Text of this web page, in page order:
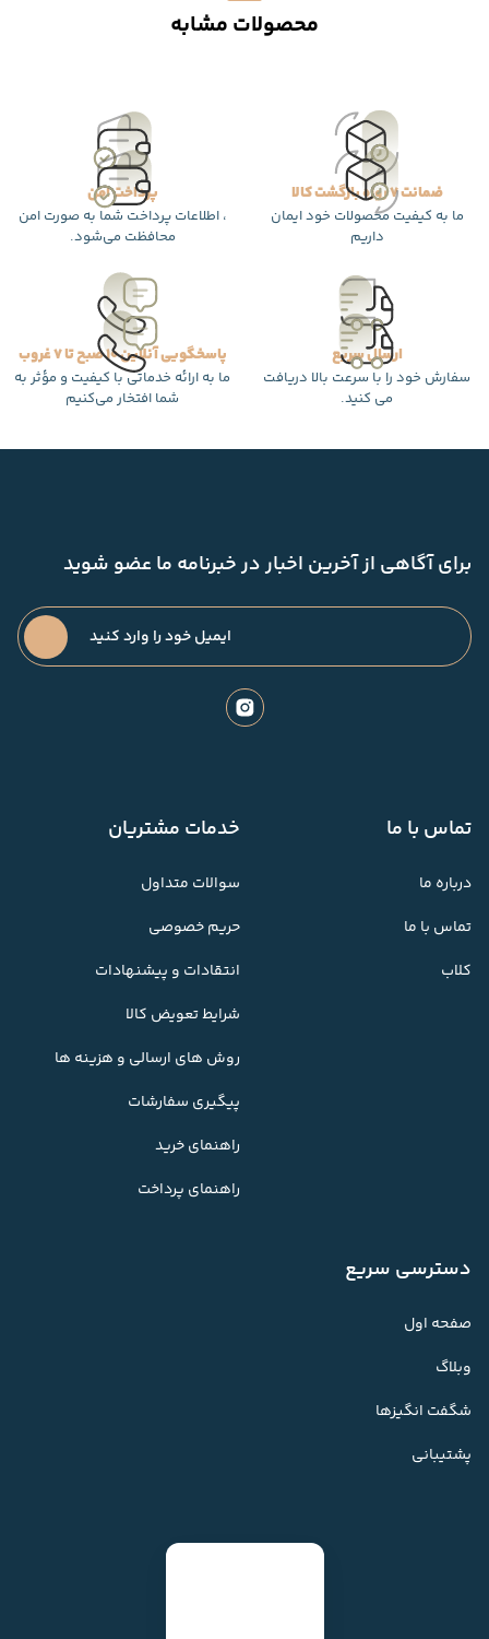
محصولات مشابه
ضمانت 7 روزه بازگشت کالا
ما به کیفیت محصولات خود ایمان
داریم
پرداخت امن
، اطلاعات پرداخت شما به صورت امن
محافظت می‌شود.
ارسال سریع
سفارش خود را با سرعت بالا دریافت
می کنید.
پاسخگویی آنلاین 10 صبح تا 7 غروب
ما به ارائه خدماتی با کیفیت و مؤثر به
شما افتخار می‌کنیم
برای آگاهی از آخرین اخبار در خبرنامه ما عضو شوید
تماس با ما
درباره ما
تماس با ما
کلاب
خدمات مشتریان
سوالات متداول
حریم خصوصی
انتقادات و پیشنهادات
شرایط تعویض کالا
روش های ارسالی و هزینه ها
پیگیری سفارشات
راهنمای خرید
راهنمای پرداخت
دسترسی سریع
صفحه اول
وبلاگ
شگفت انگیزها
پشتیبانی